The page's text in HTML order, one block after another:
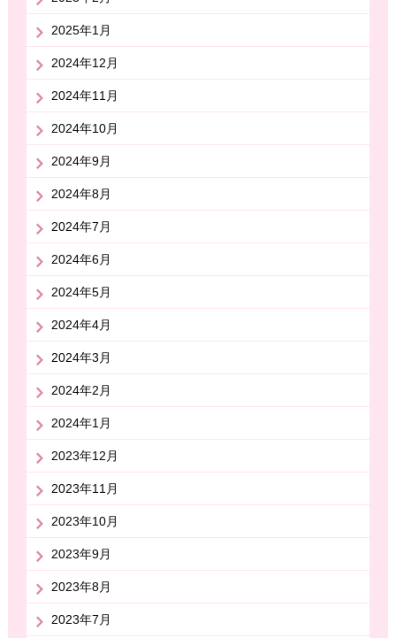
2025年1月
2024年12月
2024年11月
2024年10月
2024年9月
2024年8月
2024年7月
2024年6月
2024年5月
2024年4月
2024年3月
2024年2月
2024年1月
2023年12月
2023年11月
2023年10月
2023年9月
2023年8月
2023年7月